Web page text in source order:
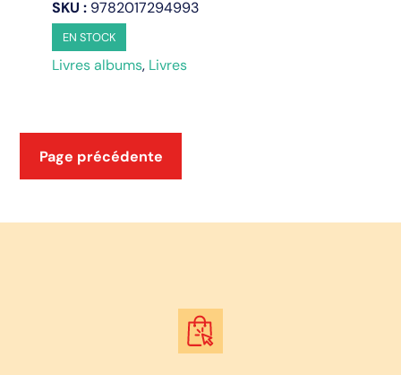
là
quoi
qu'il
SKU : 9782017294993
EN STOCK
Livres albums, Livres
Page précédente